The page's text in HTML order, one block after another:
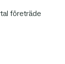
företräde